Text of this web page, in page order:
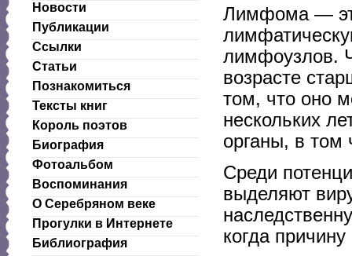
Новости
Публикации
Ссылки
Статьи
Познакомиться
Тексты книг
Король поэтов
Биография
Фотоальбом
Воспоминания
О Серебряном веке
Прогулки в Интернете
Библиография
Лимфома —
лимфоузлов.
возрасте
том, что оно
нескольких
органы, в том
Среди
выделяют
когда